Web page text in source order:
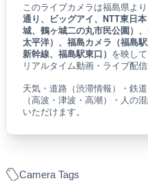
Camera Tags
このライブカメラは福島県より
通り、ビッグアイ、NTT東日
城、鶴ヶ城二の丸市民公園）
太平洋）、福島カメラ（福島
新幹線、福島駅東口） を映し
リアルタイム動画・ライブ配
天気・道路（渋滞情報）・鉄
（高波・津波・高潮）・人の
いただけます。